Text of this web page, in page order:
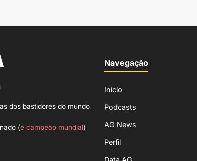
dos bastidores do mundo
(e campeão mundial)
Navegação
Início
Podcasts
AG News
Perfil